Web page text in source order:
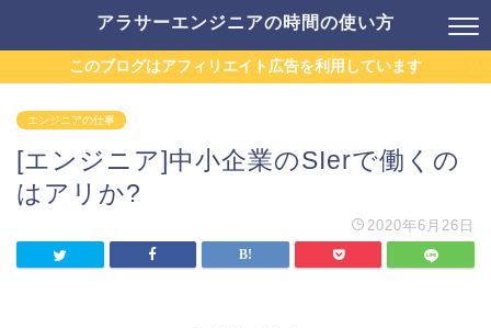
アラサーエンジニアの時間の使い方
このブログはアフィリエイト広告を利用しています
エンジニアの仕事
[エンジニア]中小企業のSIerで働くの
はアリか?
2020年6月26日